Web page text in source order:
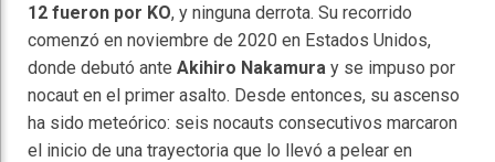
12 fueron por KO, y ninguna derrota. Su recorrido
comenzó en noviembre de 2020 en Estados Unidos,
donde debutó ante Akihiro Nakamura y se impuso por
nocaut en el primer asalto. Desde entonces, su ascenso
ha sido meteórico: seis nocauts consecutivos marcaron
el inicio de una trayectoria que lo llevó a pelear en